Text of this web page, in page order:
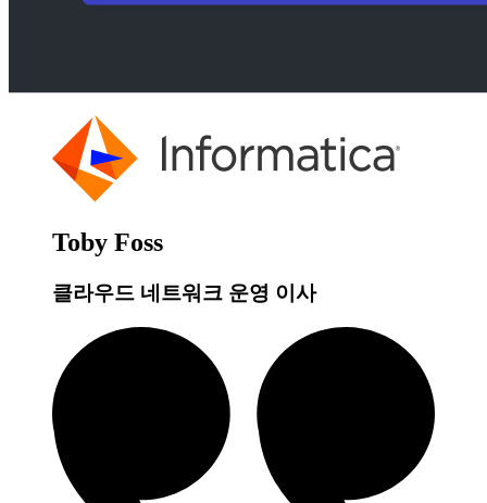
Toby Foss
클라우드 네트워크 운영 이사